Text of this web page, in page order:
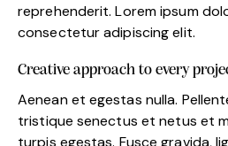
reprehenderit. Lorem ipsum
consectetur adipiscing elit.
Creative approach to every
Aenean et egestas nulla.
tristique senectus et netus et
turpis egestas. Fusce gravida,